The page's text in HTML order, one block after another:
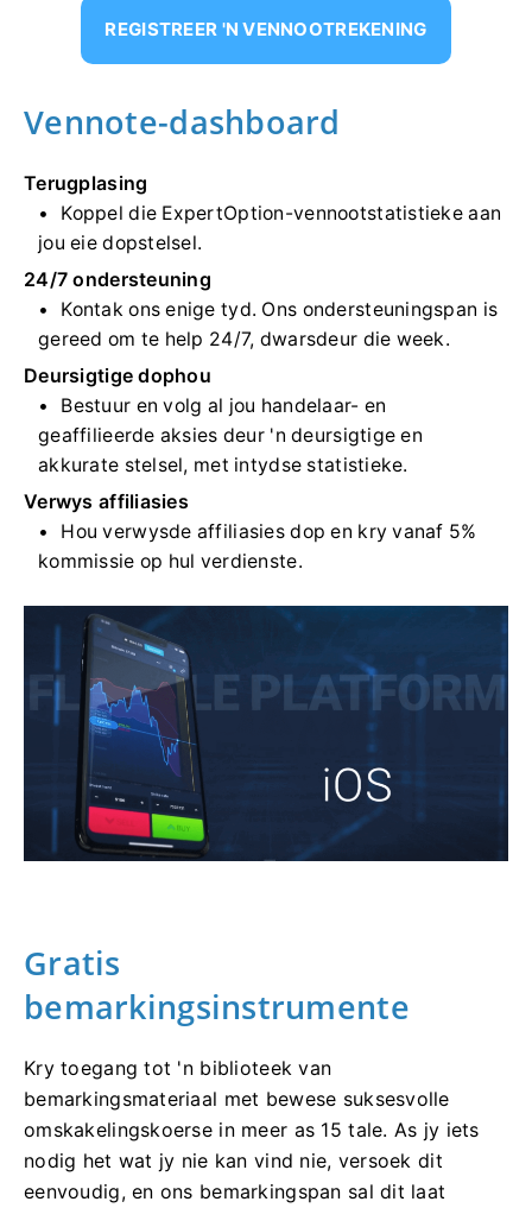
REGISTREER 'N VENNOOTREKENING
Vennote-dashboard
Terugplasing
Koppel die ExpertOption-vennootstatistieke aan
jou eie dopstelsel.
24/7 ondersteuning
Kontak ons ​​enige tyd. Ons ondersteuningspan is
gereed om te help 24/7, dwarsdeur die week.
Deursigtige dophou
Bestuur en volg al jou handelaar- en
geaffilieerde aksies deur 'n deursigtige en
akkurate stelsel, met intydse statistieke.
Verwys affiliasies
Hou verwysde affiliasies dop en kry vanaf 5%
kommissie op hul verdienste.
Gratis
bemarkingsinstrumente
Kry toegang tot 'n biblioteek van
bemarkingsmateriaal met bewese suksesvolle
omskakelingskoerse in meer as 15 tale. As jy iets
nodig het wat jy nie kan vind nie, versoek dit
eenvoudig, en ons bemarkingspan sal dit laat